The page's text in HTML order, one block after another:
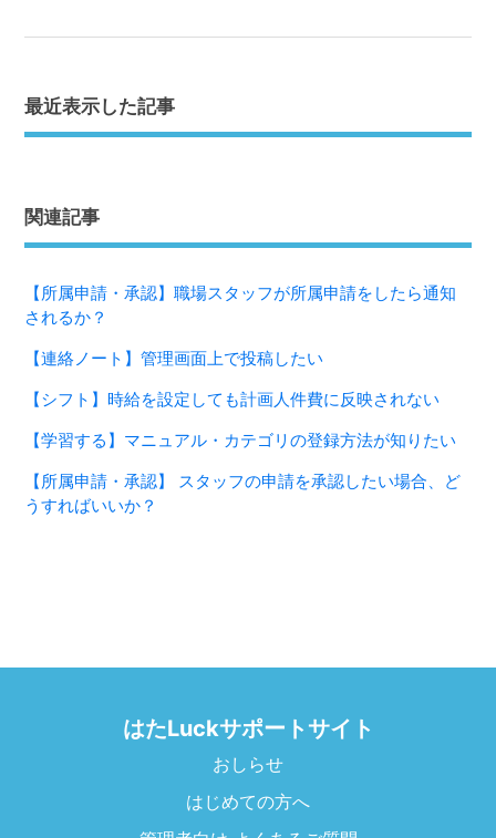
最近表示した記事
関連記事
【所属申請・承認】職場スタッフが所属申請をしたら通知
されるか？
【連絡ノート】管理画面上で投稿したい
【シフト】時給を設定しても計画人件費に反映されない
【学習する】マニュアル・カテゴリの登録方法が知りたい
【所属申請・承認】 スタッフの申請を承認したい場合、ど
うすればいいか？
はたLuckサポートサイト
おしらせ
はじめての方へ